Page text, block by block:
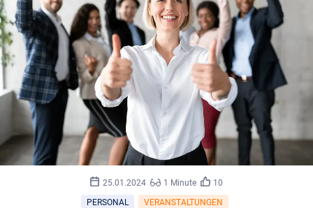
25.01.2024 1 Minute
10
PERSONAL
VERANSTALTUNGEN